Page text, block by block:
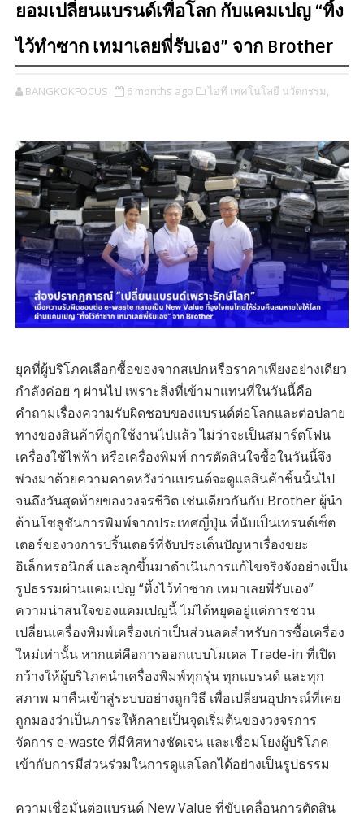
ยอมเปลี่ยนแบรนด์เพื่อโลก กับแคมเปญ “ทิ้ง
ไว้ทำซาก เทมาเลยพี่รับเอง” จาก Brother
BANGKOKFOCUS 6 months ago ไอที เทคโนโลยี นวัตกรรม,
ยุคที่ผู้บริโภคเลือกซื้อของจากสเปกหรือราคาเพียงอย่างเดียว
กำลังค่อย ๆ ผ่านไป เพราะสิ่งที่เข้ามาแทนที่ในวันนี้คือ
คำถามเรื่องความรับผิดชอบของแบรนด์ต่อโลกและต่อปลาย
ทางของสินค้าที่ถูกใช้งานไปแล้ว ไม่ว่าจะเป็นสมาร์ตโฟน
เครื่องใช้ไฟฟ้า หรือเครื่องพิมพ์ การตัดสินใจซื้อในวันนี้จึง
พ่วงมาด้วยความคาดหวังว่าแบรนด์จะดูแลสินค้าชิ้นนั้นไป
จนถึงวันสุดท้ายของวงจรชีวิต เช่นเดียวกันกับ Brother ผู้นำ
ด้านโซลูชันการพิมพ์จากประเทศญี่ปุ่น ที่นับเป็นเทรนด์เซ็ต
เตอร์ของวงการปริ้นเตอร์ที่จับประเด็นปัญหาเรื่องขยะ
อิเล็กทรอนิกส์ และลุกขึ้นมาดำเนินการแก้ไขจริงจังอย่างเป็น
รูปธรรมผ่านแคมเปญ “ทิ้งไว้ทำซาก เทมาเลยพี่รับเอง”
ความน่าสนใจของแคมเปญนี้ ไม่ได้หยุดอยู่แค่การชวน
เปลี่ยนเครื่องพิมพ์เครื่องเก่าเป็นส่วนลดสำหรับการซื้อเครื่อง
ใหม่เท่านั้น หากแต่คือการออกแบบโมเดล Trade-in ที่เปิด
กว้างให้ผู้บริโภคนำเครื่องพิมพ์ทุกรุ่น ทุกแบรนด์ และทุก
สภาพ มาคืนเข้าสู่ระบบอย่างถูกวิธี เพื่อเปลี่ยนอุปกรณ์ที่เคย
ถูกมองว่าเป็นภาระให้กลายเป็นจุดเริ่มต้นของวงจรการ
จัดการ e-waste ที่มีทิศทางชัดเจน และเชื่อมโยงผู้บริโภค
เข้ากับการมีส่วนร่วมในการดูแลโลกได้อย่างเป็นรูปธรรม
ความเชื่อมั่นต่อแบรนด์ New Value ที่ขับเคลื่อนการตัดสิน